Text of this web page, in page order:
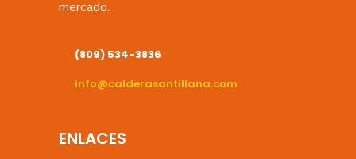
mercado.
(809) 534-3836
info@calderasantillana.com
ENLACES